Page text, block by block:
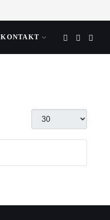
KONTAKT
Anzeige #